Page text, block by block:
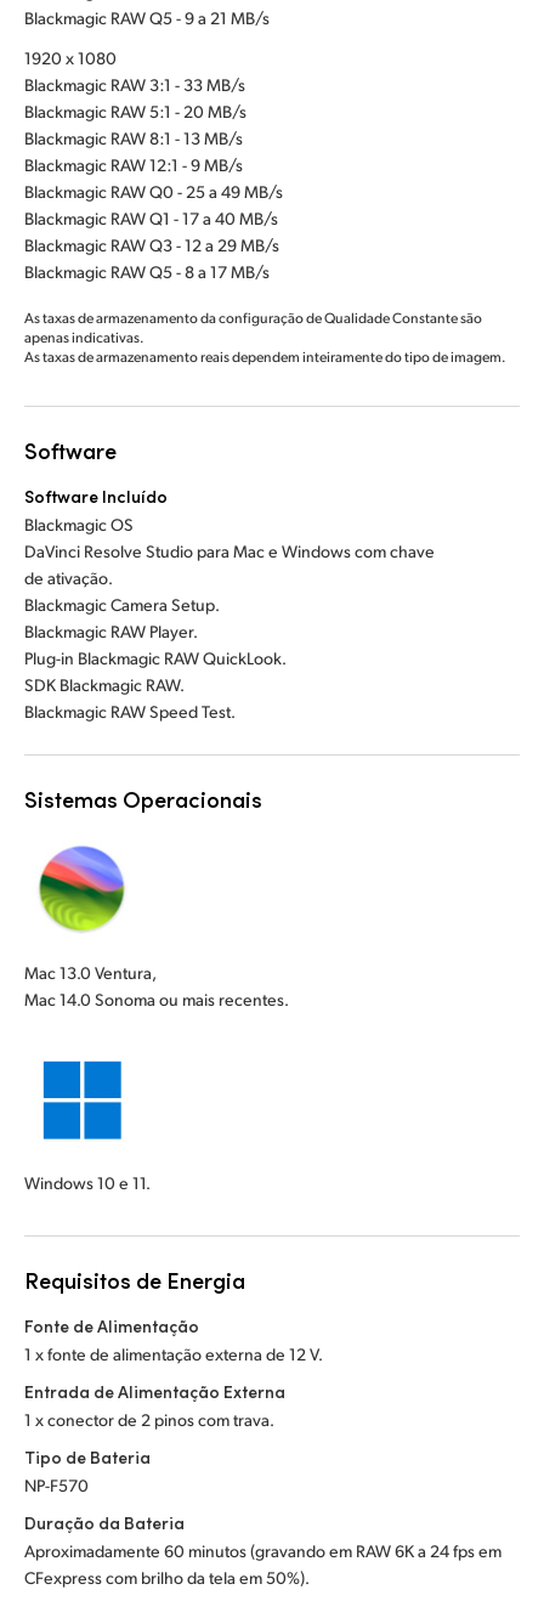
Blackmagic RAW Q5 - 9 a 21 MB/s
1920 x 1080
Blackmagic RAW 3:1 - 33 MB/s
Blackmagic RAW 5:1 - 20 MB/s
Blackmagic RAW 8:1 - 13 MB/s
Blackmagic RAW 12:1 - 9 MB/s
Blackmagic RAW Q0 - 25 a 49 MB/s
Blackmagic RAW Q1 - 17 a 40 MB/s
Blackmagic RAW Q3 - 12 a 29 MB/s
Blackmagic RAW Q5 - 8 a 17 MB/s
As taxas de armazenamento da configuração de Qualidade Constante são
apenas indicativas.
As taxas de armazenamento reais dependem inteiramente do tipo de imagem.
Software
Software Incluído
Blackmagic OS
DaVinci Resolve Studio para Mac e Windows com chave
de ativação.
Blackmagic Camera Setup.
Blackmagic RAW Player.
Plug-in Blackmagic RAW QuickLook.
SDK Blackmagic RAW.
Blackmagic RAW Speed Test.
Sistemas Operacionais
Mac 13.0 Ventura,
Mac 14.0 Sonoma ou mais recentes.
Windows 10 e 11.
Requisitos de Energia
Fonte de Alimentação
1 x fonte de alimentação externa de 12 V.
Entrada de Alimentação Externa
1 x conector de 2 pinos com trava.
Tipo de Bateria
NP-F570
Duração da Bateria
Aproximadamente 60 minutos (gravando em RAW 6K a 24 fps em
CFexpress com brilho da tela em 50%).